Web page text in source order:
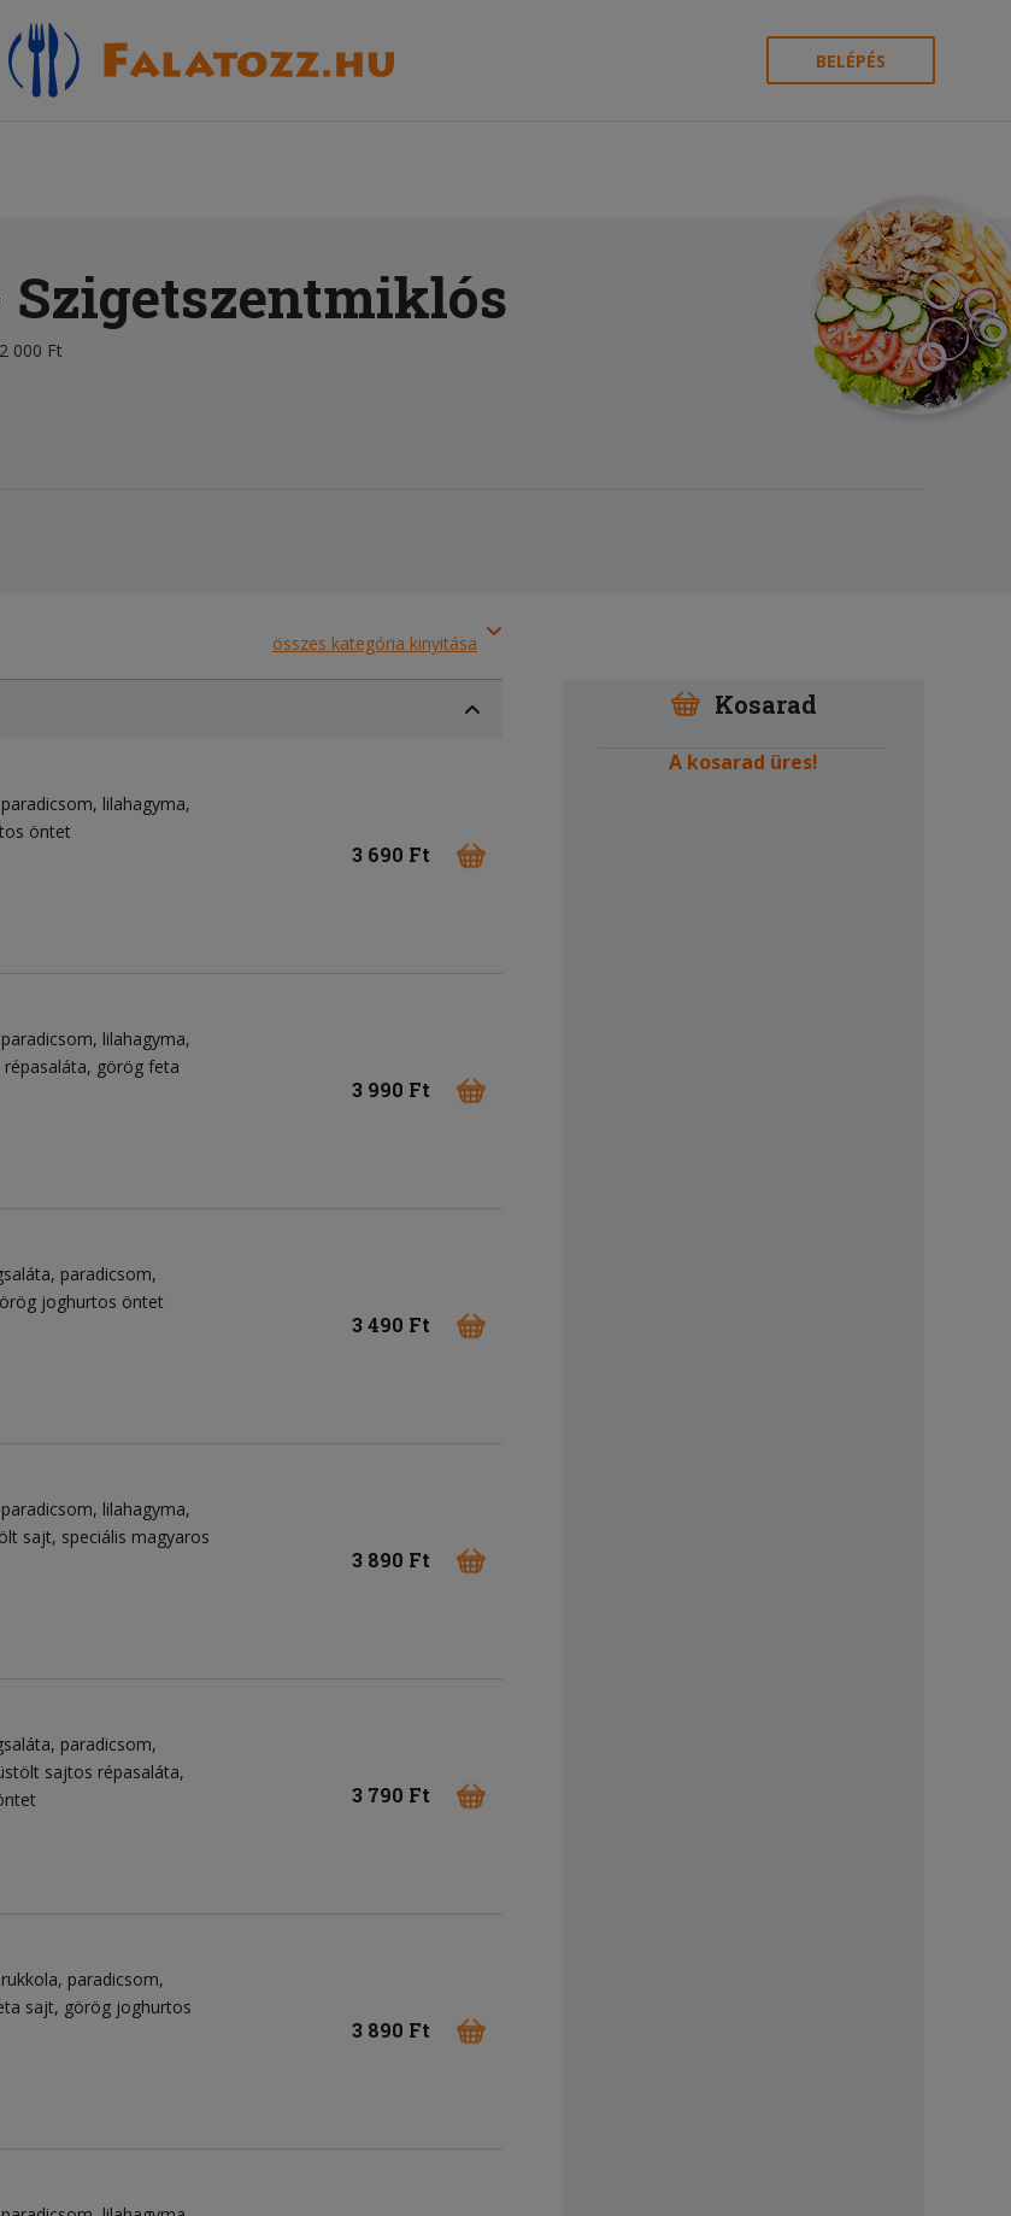
BELÉPÉS
Szigetszentmiklós
2 000 Ft
összes kategória kinyitása
paradicsom lilahagyma
öntet
3 690 Ft
paradicsom lilahagyma
görög feta
3 990 Ft
paradicsom
joghurtos öntet
3 490 Ft
paradicsom lilahagyma
sajt speciális magyaros
3 890 Ft
paradicsom
sajtos répasaláta
3 790 Ft
rukkola paradicsom
sajt görög joghurtos
3 890 Ft
Kosarad
A kosarad üres!